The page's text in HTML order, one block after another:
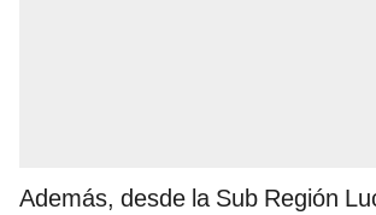
Además, desde la Sub Región